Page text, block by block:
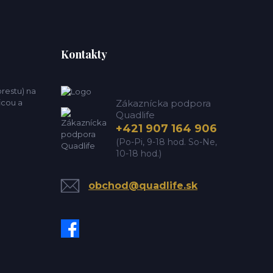
na
a
Kontakty
Zákaznícka podpora
Quadlife
+421 907 164 906
(Po-Pi, 9-18 hod. So-Ne,
10-18 hod.)
obchod@quadlife.sk